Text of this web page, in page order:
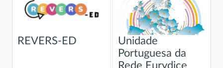
REVERS-ED
Unidade
Portuguesa da
Rede Eurydice